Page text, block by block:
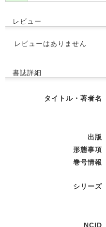
レビュー
レビューはありません
書誌詳細
タイトル・著者名
出版
形態事項
巻号情報
シリーズ
NCID